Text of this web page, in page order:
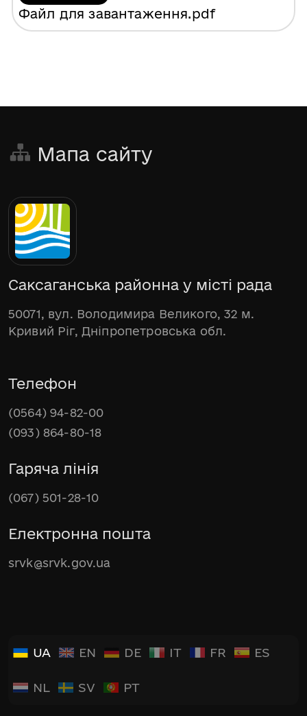
Файл для завантаження.pdf
Мапа сайту
Саксаганська районна у місті рада
50071, вул. Володимира Великого, 32 м.
Кривий Ріг, Дніпропетровська обл.
Телефон
(0564) 94-82-00
(093) 864-80-18
Гаряча лінія
(067) 501-28-10
Електронна пошта
srvk@srvk.gov.ua
UA EN DE IT FR ES
NL SV PT